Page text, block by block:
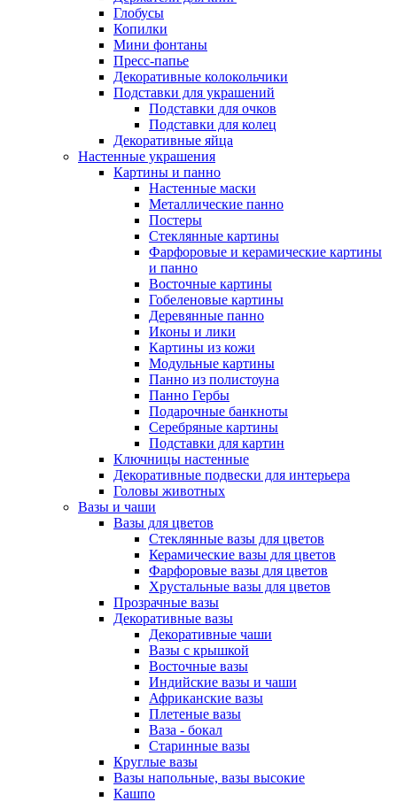
Глобусы
Копилки
Мини фонтаны
Пресс-папье
Декоративные колокольчики
Подставки для украшений
Подставки для очков
Подставки для колец
Декоративные яйца
Настенные украшения
Картины и панно
Настенные маски
Металлические панно
Постеры
Стеклянные картины
Фарфоровые и керамические картины
и панно
Восточные картины
Гобеленовые картины
Деревянные панно
Иконы и лики
Картины из кожи
Модульные картины
Панно из полистоуна
Панно Гербы
Подарочные банкноты
Серебряные картины
Подставки для картин
Ключницы настенные
Декоративные подвески для интерьера
Головы животных
Вазы и чаши
Вазы для цветов
Стеклянные вазы для цветов
Керамические вазы для цветов
Фарфоровые вазы для цветов
Хрустальные вазы для цветов
Прозрачные вазы
Декоративные вазы
Декоративные чаши
Вазы с крышкой
Восточные вазы
Индийские вазы и чаши
Африканские вазы
Плетеные вазы
Ваза - бокал
Старинные вазы
Круглые вазы
Вазы напольные, вазы высокие
Кашпо